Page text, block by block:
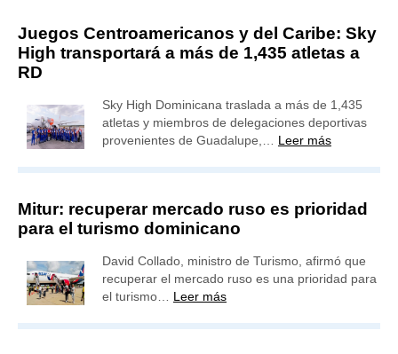
Juegos Centroamericanos y del Caribe: Sky
High transportará a más de 1,435 atletas a
RD
Sky High Dominicana traslada a más de 1,435
atletas y miembros de delegaciones deportivas
provenientes de Guadalupe,… Leer más
Mitur: recuperar mercado ruso es prioridad
para el turismo dominicano
David Collado, ministro de Turismo, afirmó que
recuperar el mercado ruso es una prioridad para
el turismo… Leer más